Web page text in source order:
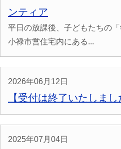
ンティア
平日の放課後、子どもたちの
小禄市営住宅内にある...
2026年06月12日
【受付は終了いたしま
2025年07月04日